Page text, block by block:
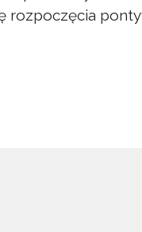
rozpoczęcia